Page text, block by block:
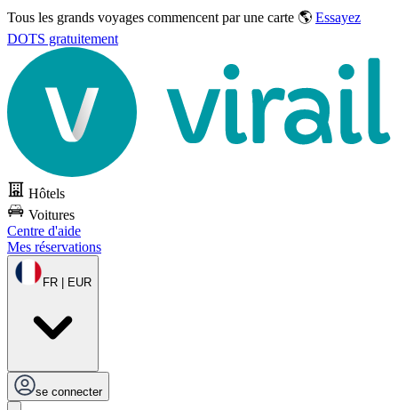
Tous les grands voyages commencent par une carte 🌎 Essayez
DOTS gratuitement
Hôtels
Voitures
Centre d'aide
Mes réservations
FR | EUR
se connecter